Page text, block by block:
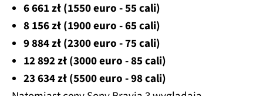
6 661 zł (1550 euro - 55 cali)
8 156 zł (1900 euro - 65 cali)
9 884 zł (2300 euro - 75 cali)
12 892 zł (3000 euro - 85 cali)
23 634 zł (5500 euro - 98 cali)